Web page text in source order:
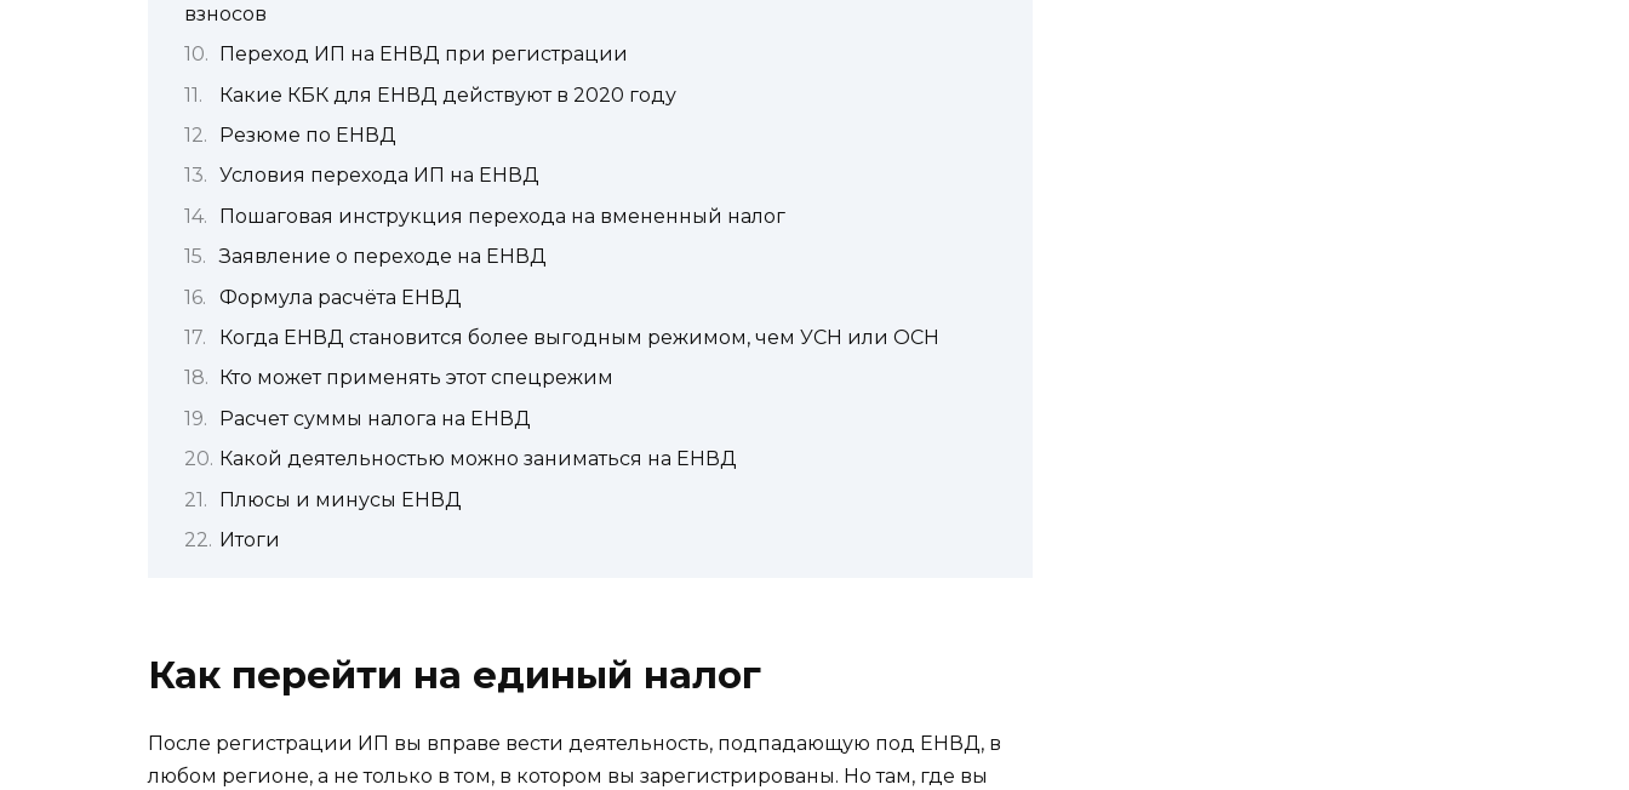
взносов
Переход ИП на ЕНВД при регистрации
Какие КБК для ЕНВД действуют в 2020 году
Резюме по ЕНВД
Условия перехода ИП на ЕНВД
Пошаговая инструкция перехода на вмененный налог
Заявление о переходе на ЕНВД
Формула расчёта ЕНВД
Когда ЕНВД становится более выгодным режимом, чем УСН или ОСН
Кто может применять этот спецрежим
Расчет суммы налога на ЕНВД
Какой деятельностью можно заниматься на ЕНВД
Плюсы и минусы ЕНВД
Итоги
Как перейти на единый налог
После регистрации ИП вы вправе вести деятельность, подпадающую под ЕНВД, в
любом регионе, а не только в том, в котором вы зарегистрированы. Но там, где вы